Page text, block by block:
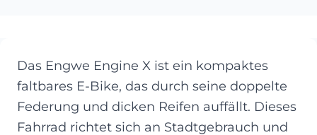
Das Engwe Engine X ist ein kompaktes
faltbares E-Bike, das durch seine doppelte
Federung und dicken Reifen auffällt. Dieses
Fahrrad richtet sich an Stadtgebrauch und